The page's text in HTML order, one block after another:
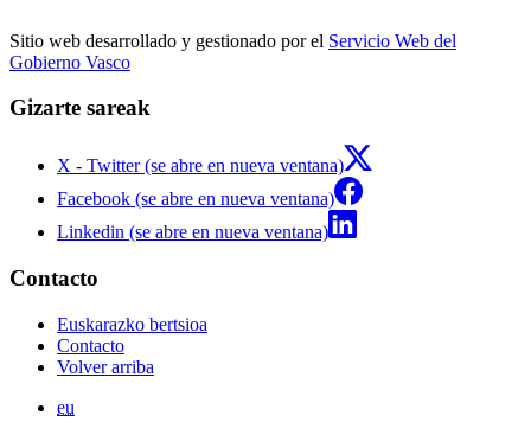
Sitio web desarrollado y gestionado por el Servicio Web del
Gobierno Vasco
Gizarte sareak
X - Twitter (se abre en nueva ventana)
Facebook (se abre en nueva ventana)
Linkedin (se abre en nueva ventana)
Contacto
Euskarazko bertsioa
Contacto
Volver arriba
eu